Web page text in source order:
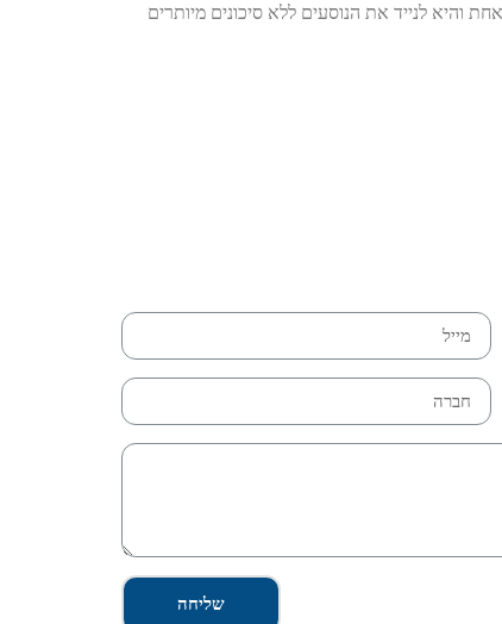
לנייד את הנוסעים ללא סיכונים מיותרים
שליחה